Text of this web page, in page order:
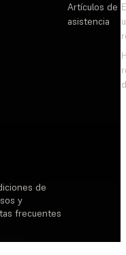
Artículos de
asistencia
de
y
frecuentes